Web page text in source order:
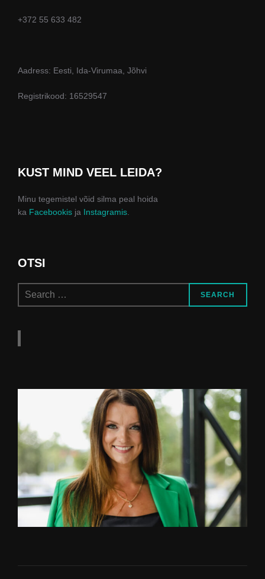
+372 55 633 482
Aadress: Eesti, Ida-Virumaa, Jõhvi
Registrikood: 16529547
KUST MIND VEEL LEIDA?
Minu tegemistel võid silma peal hoida
ka Facebookis ja Instagramis
OTSI
Search
SEARCH